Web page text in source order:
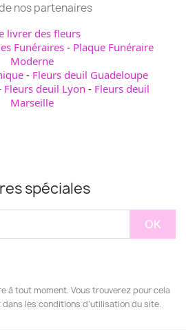
nos partenaires
livrer des fleurs
Funéraires- Plaque Funéraire
Moderne
- Fleurs deuil Guadeloupe
Fleurs deuil Lyon - Fleurs deuil
Marseille
spéciales
à tout moment. Vous trouverez pour cela
les conditions d'utilisation du site.